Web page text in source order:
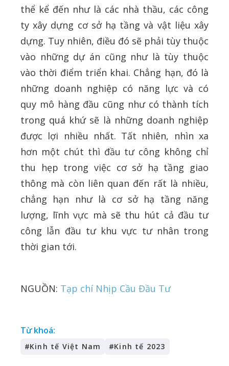
thể kể đến như là các nhà thầu, các công
ty xây dựng cơ sở hạ tầng và vật liệu xây
dựng. Tuy nhiên, điều đó sẽ phải tùy thuộc
vào những dự án cũng như là tùy thuộc
vào thời điểm triển khai. Chẳng hạn, đó là
những doanh nghiệp có năng lực và có
quy mô hàng đầu cũng như có thành tích
trong quá khứ sẽ là những doanh nghiệp
được lợi nhiều nhất. Tất nhiên, nhìn xa
hơn một chút thì đầu tư công không chỉ
thu hẹp trong việc cơ sở hạ tầng giao
thông mà còn liên quan đến rất là nhiều,
chẳng hạn như là cơ sở hạ tầng năng
lượng, lĩnh vực mà sẽ thu hút cả đầu tư
công lẫn đầu tư khu vực tư nhân trong
thời gian tới.
NGUỒN: Tạp chí Nhịp Cầu Đầu Tư
Từ khoá:
#Kinh tế Việt Nam #Kinh tế 2023